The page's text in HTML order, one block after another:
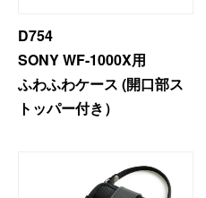
D754
SONY WF-1000X用
ふわふわケース (開口部ス
トッパー付き）